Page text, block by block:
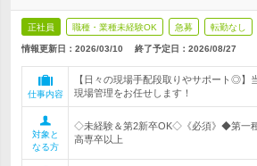
正社員 職種・業種未経験OK 急募 転勤なし
情報更新日：2026/03/10 終了予定日： 2026/08/27
仕事内容
【日々の現場手配段取りやサポート◎】
現場管理をお任せします！
対象と
なる方
◇未経験＆第2新卒OK◇《必須》◆第一
高専卒以上